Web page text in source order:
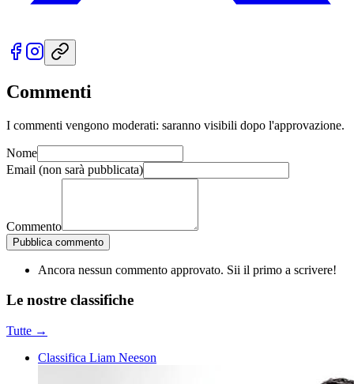
Commenti
I commenti vengono moderati: saranno visibili dopo l'approvazione.
Nome
Email (non sarà pubblicata)
Commento
Pubblica commento
Ancora nessun commento approvato. Sii il primo a scrivere!
Le nostre classifiche
Tutte →
Classifica Liam Neeson